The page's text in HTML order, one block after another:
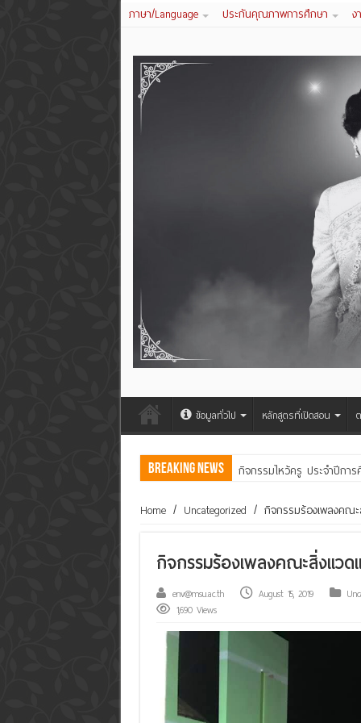
ภาษา/Language ประกันคุณภาพการศึกษา ง
ข้อมูลทั่วไป หลักสูตรที่เปิดสอน
Breaking News คณะสิ่งแวดล้อมฯ มมส ร่วม
Home / Uncategorized / กิจกรรมร้องเพลงคณ
กิจกรรมร้องเพลงคณะสิ่งแว
env@msu.ac.th August 15, 2019
1,690 Views